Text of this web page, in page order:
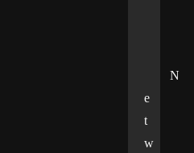
N
e
t
w